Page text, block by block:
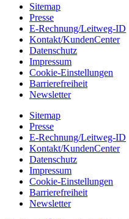
Sitemap
Presse
E-Rechnung/Leitweg-ID
Kontakt/KundenCenter
Datenschutz
Impressum
Cookie-Einstellungen
Barrierefreiheit
Newsletter
Sitemap
Presse
E-Rechnung/Leitweg-ID
Kontakt/KundenCenter
Datenschutz
Impressum
Cookie-Einstellungen
Barrierefreiheit
Newsletter